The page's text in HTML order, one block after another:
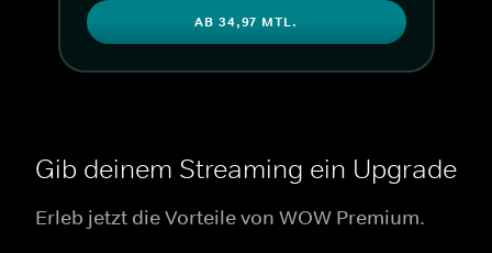
AB 34,97 MTL.
Gib deinem Streaming ein Upgrade
Erleb jetzt die Vorteile von WOW Premium.